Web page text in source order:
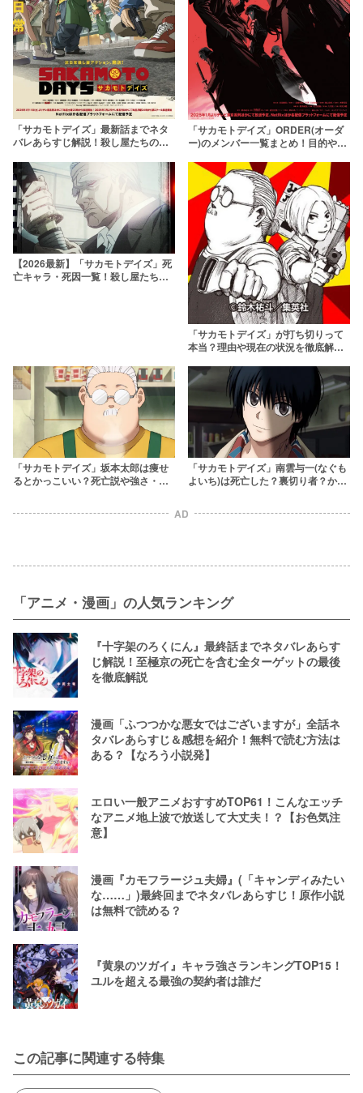
「サカモトデイズ」最新話までネタ
バレあらすじ解説！殺し屋たちの日
DAYS】
「サカモトデイズ」ORDER(オーダ
ー)のメンバー一覧まとめ！目的や強
【SAKAMOTO DAYS】
【2026最新】「サカモトデイズ」死
亡キャラ・死因一覧！殺し屋たちの
「サカモトデイズ」が打ち切りって
本当？理由や現在の状況を徹底解説
「サカモトデイズ」坂本太郎は痩せ
るとかっこいい？死亡説や強さ・過
「サカモトデイズ」南雲与一(なぐも
よいち)は死亡した？裏切り者？かっ
AD
「アニメ・漫画」の人気ランキング
『十字架のろくにん』最終話までネタバレあらす
じ解説！至極京の死亡を含む全ターゲットの最後
を徹底解説
漫画「ふつつかな悪女ではございますが」全話ネ
タバレあらすじ＆感想を紹介！無料で読む方法は
ある？【なろう小説発】
エロい一般アニメおすすめTOP61！こんなエッチ
なアニメ地上波で放送して大丈夫！？【お色気注
意】
漫画『カモフラージュ夫婦』(「キャンディみたい
な……」)最終回までネタバレあらすじ！原作小説
は無料で読める？
『黄泉のツガイ』キャラ強さランキングTOP15！
ユルを超える最強の契約者は誰だ
この記事に関連する特集